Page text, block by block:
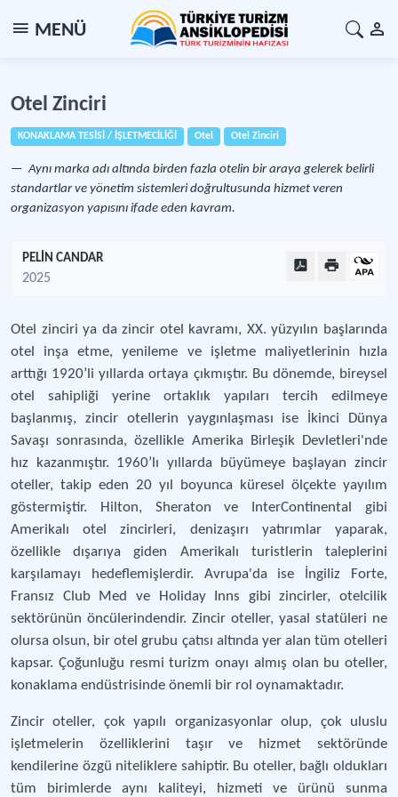
MENÜ
Otel Zinciri
KONAKLAMA TESİSİ / İŞLETMECİLİĞİ Otel Otel Zinciri
Aynı marka adı altında birden fazla otelin bir araya gelerek belirli
standartlar ve yönetim sistemleri doğrultusunda hizmet veren
organizasyon yapısını ifade eden kavram.
PELİN CANDAR
2025
Otel zinciri ya da zincir otel kavramı, XX. yüzyılın başlarında
otel inşa etme, yenileme ve işletme maliyetlerinin hızla
arttığı 1920’li yıllarda ortaya çıkmıştır. Bu dönemde, bireysel
otel sahipliği yerine ortaklık yapıları tercih edilmeye
başlanmış, zincir otellerin yaygınlaşması ise İkinci Dünya
Savaşı sonrasında, özellikle Amerika Birleşik Devletleri'nde
hız kazanmıştır. 1960’lı yıllarda büyümeye başlayan zincir
oteller, takip eden 20 yıl boyunca küresel ölçekte yayılım
göstermiştir. Hilton, Sheraton ve InterContinental gibi
Amerikalı otel zincirleri, denizaşırı yatırımlar yaparak,
özellikle dışarıya giden Amerikalı turistlerin taleplerini
karşılamayı hedeflemişlerdir. Avrupa'da ise İngiliz Forte,
Fransız Club Med ve Holiday Inns gibi zincirler, otelcilik
sektörünün öncülerindendir. Zincir oteller, yasal statüleri ne
olursa olsun, bir otel grubu çatısı altında yer alan tüm otelleri
kapsar. Çoğunluğu resmi turizm onayı almış olan bu oteller,
konaklama endüstrisinde önemli bir rol oynamaktadır.
Zincir oteller, çok yapılı organizasyonlar olup, çok uluslu
işletmelerin özelliklerini taşır ve hizmet sektöründe
kendilerine özgü niteliklere sahiptir. Bu oteller, bağlı oldukları
tüm birimlerde aynı kaliteyi, hizmeti ve ürünü sunma